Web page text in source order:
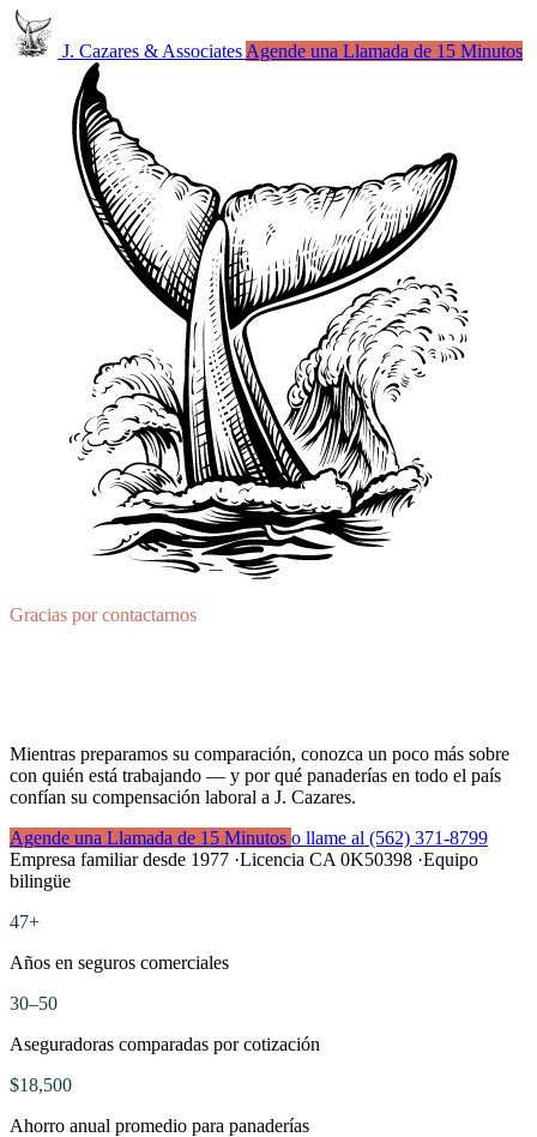
J. Cazares & Associates Agende una Llamada de 15 Minutos
Gracias por contactarnos
Mientras preparamos su comparación, conozca un poco más sobre
con quién está trabajando — y por qué panaderías en todo el país
confían su compensación laboral a J. Cazares.
Agende una Llamada de 15 Minutos o llame al (562) 371-8799
Empresa familiar desde 1977 ·Licencia CA 0K50398 ·Equipo
bilingüe
47+
Años en seguros comerciales
30–50
Aseguradoras comparadas por cotización
$18,500
Ahorro anual promedio para panaderías